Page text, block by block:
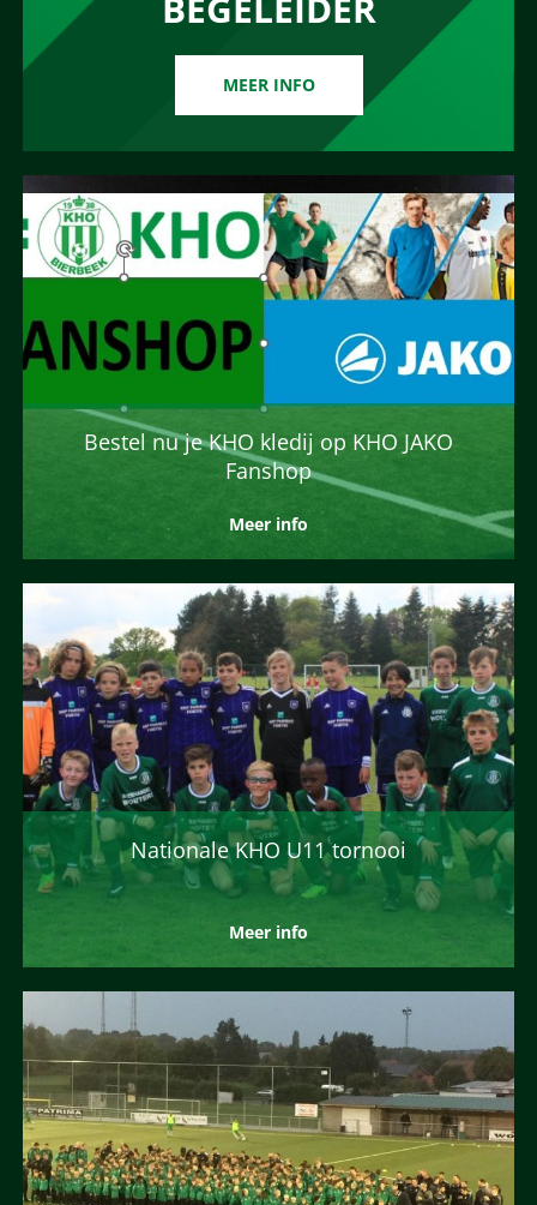
MEER INFO
Bestel nu je KHO kledij op KHO JAKO
Fanshop
Meer info
Nationale KHO U11 tornooi
Meer info